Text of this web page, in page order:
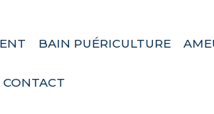
BAIN PUÉRICULTURE
CONTACT